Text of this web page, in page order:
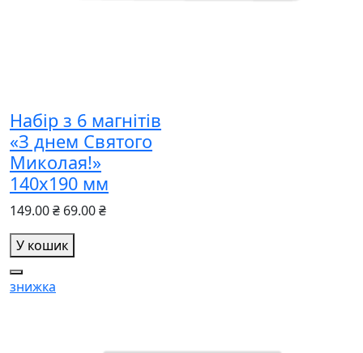
Набір з 6 магнітів
«З днем Святого
Миколая!»
140х190 мм
149.00 ₴ 69.00 ₴
У кошик
знижка